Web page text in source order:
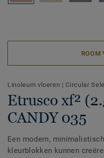
ROOM
Linoleum vloeren | Circular
Etrusco xf²
CANDY 035
Een modern,
kleurblokken kunnen